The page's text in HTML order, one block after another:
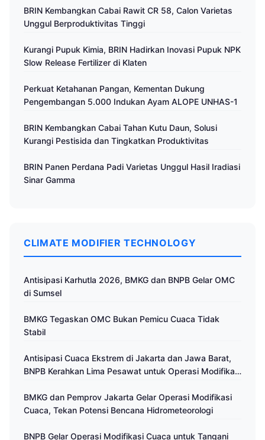
BRIN Kembangkan Cabai Rawit CR 58, Calon Varietas
Unggul Berproduktivitas Tinggi
Kurangi Pupuk Kimia, BRIN Hadirkan Inovasi Pupuk NPK
Slow Release Fertilizer di Klaten
Perkuat Ketahanan Pangan, Kementan Dukung
Pengembangan 5.000 Indukan Ayam ALOPE UNHAS-1
BRIN Kembangkan Cabai Tahan Kutu Daun, Solusi
Kurangi Pestisida dan Tingkatkan Produktivitas
BRIN Panen Perdana Padi Varietas Unggul Hasil Iradiasi
Sinar Gamma
CLIMATE MODIFIER TECHNOLOGY
Antisipasi Karhutla 2026, BMKG dan BNPB Gelar OMC
di Sumsel
BMKG Tegaskan OMC Bukan Pemicu Cuaca Tidak
Stabil
Antisipasi Cuaca Ekstrem di Jakarta dan Jawa Barat,
BNPB Kerahkan Lima Pesawat untuk Operasi Modifikasi
BMKG dan Pemprov Jakarta Gelar Operasi Modifikasi
Cuaca, Tekan Potensi Bencana Hidrometeorologi
BNPB Gelar Operasi Modifikasi Cuaca untuk Tangani